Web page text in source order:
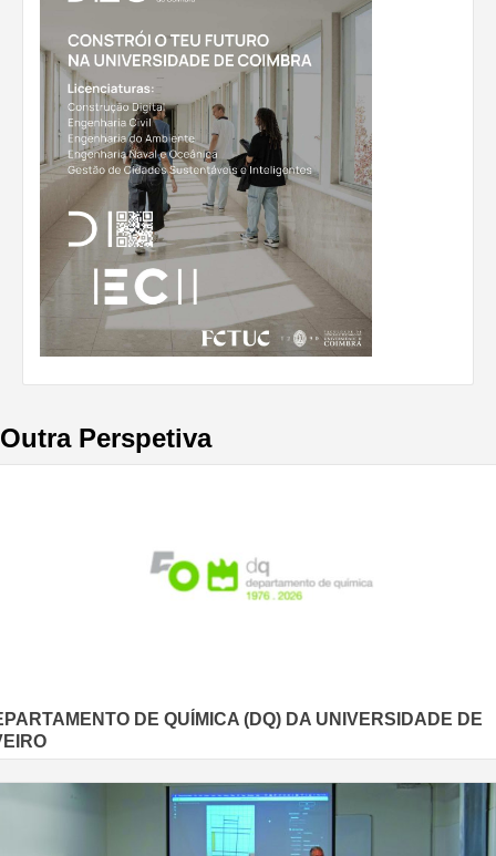
Outra Perspetiva
DE QUÍMICA (DQ) DA UNIVERSIDADE DE